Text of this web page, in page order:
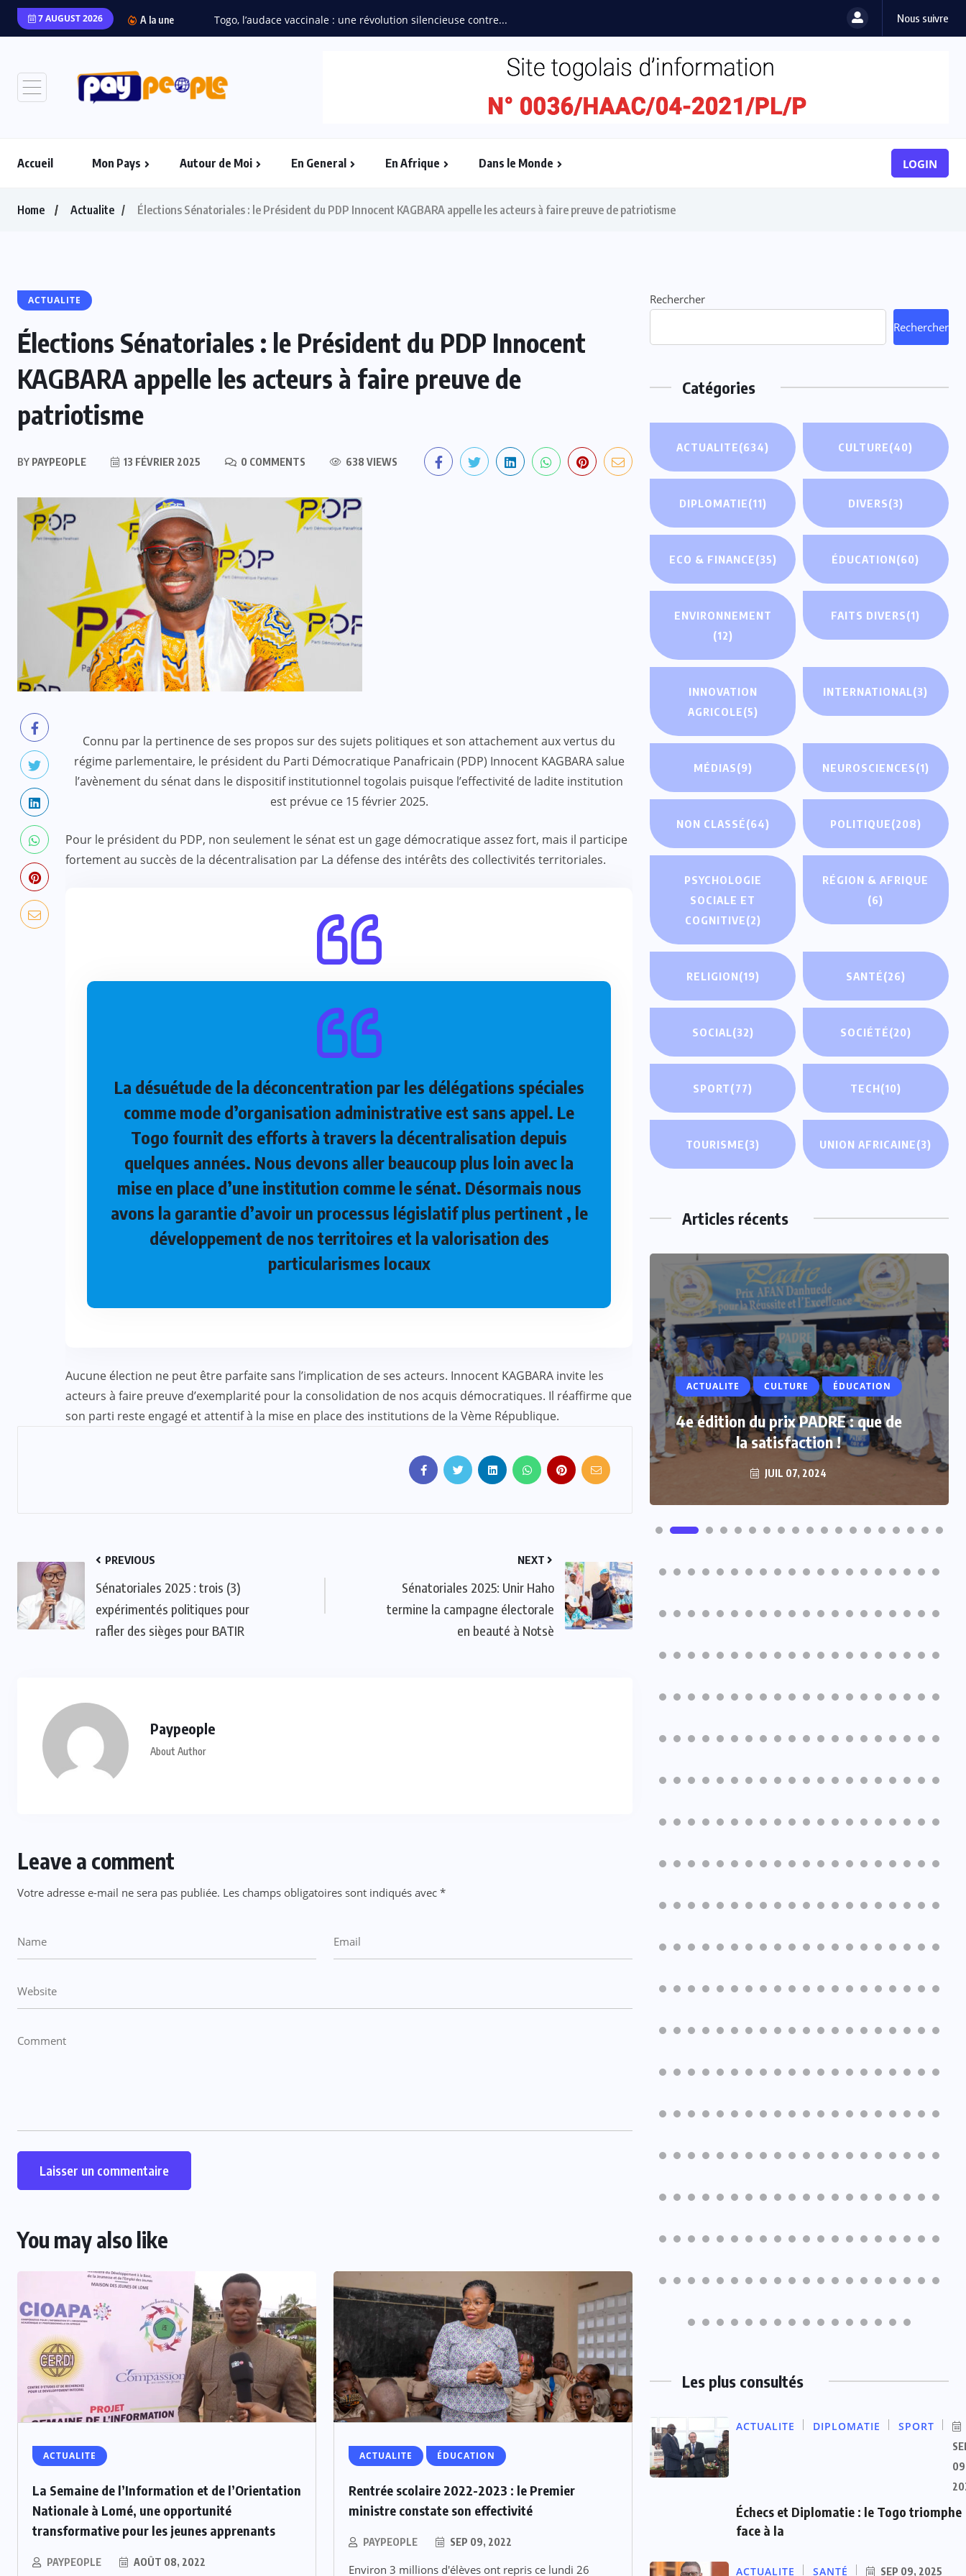
7 AUGUST 2026 A la une Togo, l’audace vaccinale : une révolution silencieuse contre... Nous suivre
Accueil Mon Pays Autour de Moi En General En Afrique Dans le Monde LOGIN
Home Actualite Élections Sénatoriales : le Président du PDP Innocent KAGBARA appelle les acteurs à faire preuve de patriotisme
ACTUALITE
Élections Sénatoriales : le Président du PDP Innocent
KAGBARA appelle les acteurs à faire preuve de
patriotisme
BY PAYPEOPLE 13 FÉVRIER 2025 0 COMMENTS 638 VIEWS
Connu par la pertinence de ses propos sur des sujets politiques et son attachement aux vertus du
régime parlementaire, le président du Parti Démocratique Panafricain (PDP) Innocent KAGBARA salue
l’avènement du sénat dans le dispositif institutionnel togolais puisque l’effectivité de ladite institution
est prévue ce 15 février 2025.
Pour le président du PDP, non seulement le sénat est un gage démocratique assez fort, mais il participe
fortement au succès de la décentralisation par La défense des intérêts des collectivités territoriales.
La désuétude de la déconcentration par les délégations spéciales
comme mode d’organisation administrative est sans appel. Le
Togo fournit des efforts à travers la décentralisation depuis
quelques années. Nous devons aller beaucoup plus loin avec la
mise en place d’une institution comme le sénat. Désormais nous
avons la garantie d’avoir un processus législatif plus pertinent , le
développement de nos territoires et la valorisation des
particularismes locaux
Aucune élection ne peut être parfaite sans l’implication de ses acteurs. Innocent KAGBARA invite les
acteurs à faire preuve d’exemplarité pour la consolidation de nos acquis démocratiques. Il réaffirme que
son parti reste engagé et attentif à la mise en place des institutions de la Vème République.
PREVIOUS
Sénatoriales 2025 : trois (3)
expérimentés politiques pour
rafler des sièges pour BATIR
NEXT
Sénatoriales 2025: Unir Haho
termine la campagne électorale
en beauté à Notsè
Paypeople
About Author
Leave a comment
Votre adresse e-mail ne sera pas publiée. Les champs obligatoires sont indiqués avec *
You may also like
ACTUALITE
La Semaine de l’Information et de l’Orientation
Nationale à Lomé, une opportunité
transformative pour les jeunes apprenants
PAYPEOPLE AOÛT 08, 2022
ACTUALITE ÉDUCATION
Rentrée scolaire 2022-2023 : le Premier
ministre constate son effectivité
PAYPEOPLE SEP 09, 2022
Environ 3 millions d'élèves ont repris ce lundi 26
Rechercher
Rechercher
Catégories
ACTUALITE(634) CULTURE(40)
DIPLOMATIE(11) DIVERS(3)
ECO & FINANCE(35) ÉDUCATION(60)
ENVIRONNEMENT
(12)
FAITS DIVERS(1)
INNOVATION
AGRICOLE(5)
INTERNATIONAL(3)
MÉDIAS(9) NEUROSCIENCES(1)
NON CLASSÉ(64) POLITIQUE(208)
PSYCHOLOGIE
SOCIALE ET
COGNITIVE(2)
RÉGION & AFRIQUE
(6)
RELIGION(19) SANTÉ(26)
SOCIAL(32) SOCIÉTÉ(20)
SPORT(77) TECH(10)
TOURISME(3) UNION AFRICAINE(3)
Articles récents
ACTUALITE CULTURE
“L’Afrique Couture” en ébullition :
l’Adjafi Fashion Day 2025
réinvente la mode avec panache et
Evala 2024 : Une présence
JUIL 07, 2024
ACTUALITE CULTURE ÉDUCATION
4e édition du prix PADRE : que de
la satisfaction !
JUIL 07, 2024
Les plus consultés
ACTUALITE DIPLOMATIE SPORT
Échecs et Diplomatie : le Togo triomphe
face à la
ACTUALITE SANTÉ SEP 09, 2025